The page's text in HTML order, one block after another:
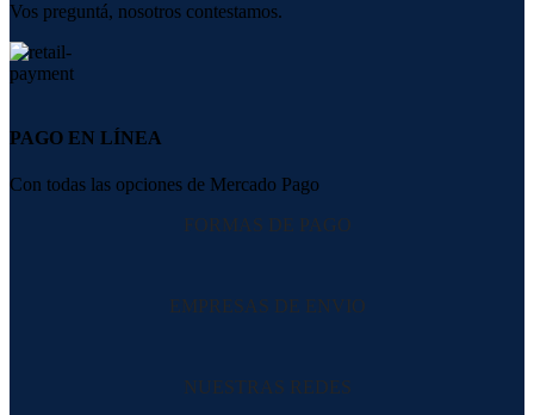
Vos preguntá, nosotros contestamos.
PAGO EN LÍNEA
Con todas las opciones de Mercado Pago
FORMAS DE PAGO
EMPRESAS DE ENVIO
NUESTRAS REDES